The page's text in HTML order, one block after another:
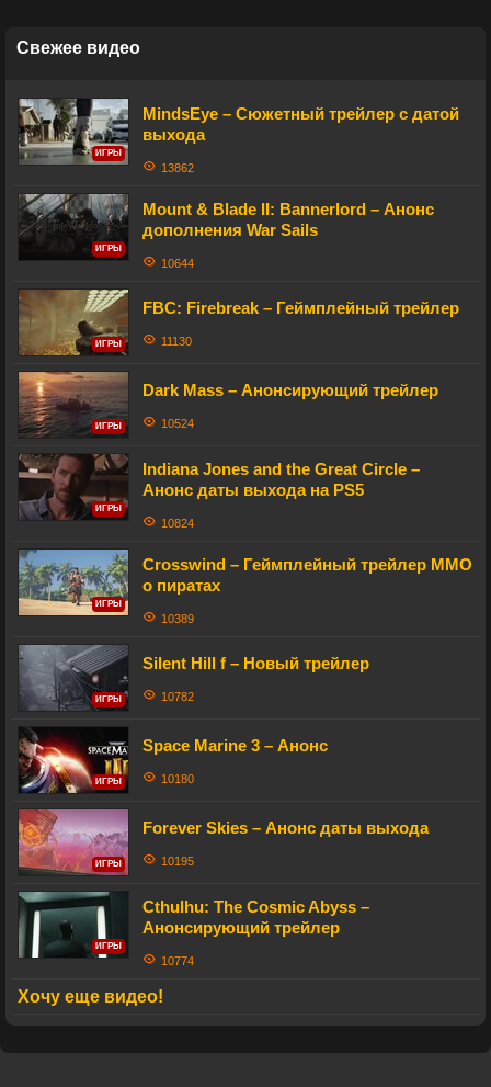
Свежее видео
ИГРЫ
MindsEye – Сюжетный трейлер с датой
выхода
13862
ИГРЫ
Mount & Blade II: Bannerlord – Анонс
дополнения War Sails
10644
ИГРЫ
FBC: Firebreak – Геймплейный трейлер
11130
ИГРЫ
Dark Mass – Анонсирующий трейлер
10524
ИГРЫ
Indiana Jones and the Great Circle –
Анонс даты выхода на PS5
10824
ИГРЫ
Crosswind – Геймплейный трейлер MMO
о пиратах
10389
ИГРЫ
Silent Hill f – Новый трейлер
10782
ИГРЫ
Space Marine 3 – Анонс
10180
ИГРЫ
Forever Skies – Анонс даты выхода
10195
ИГРЫ
Cthulhu: The Cosmic Abyss –
Анонсирующий трейлер
10774
Хочу еще видео!